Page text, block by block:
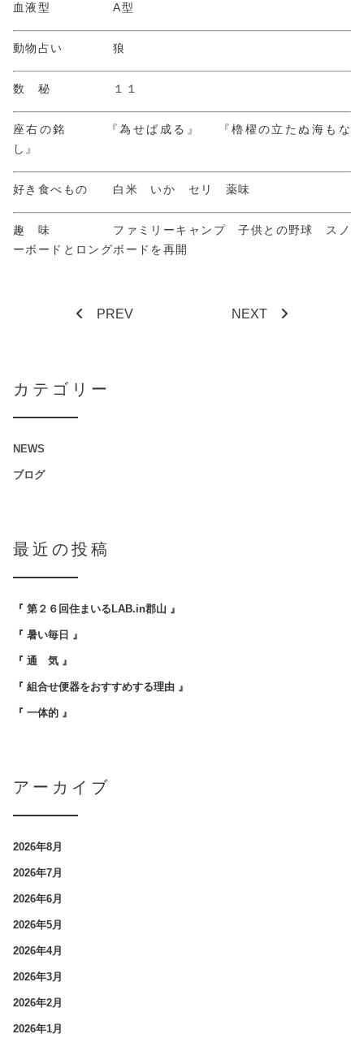
血液型 A型
動物占い 狼
数 秘 １１
座右の銘 『為せば成る』 『櫓櫂の立たぬ海もな
し』
好き食べもの 白米 いか セリ 薬味
趣 味 ファミリーキャンプ 子供との野球 スノ
ーボードとロングボードを再開
PREV NEXT
カテゴリー
NEWS
ブログ
最近の投稿
『 第２６回住まいるLAB.in郡山 』
『 暑い毎日 』
『 通 気 』
『 組合せ便器をおすすめする理由 』
『 一体的 』
アーカイブ
2026年8月
2026年7月
2026年6月
2026年5月
2026年4月
2026年3月
2026年2月
2026年1月